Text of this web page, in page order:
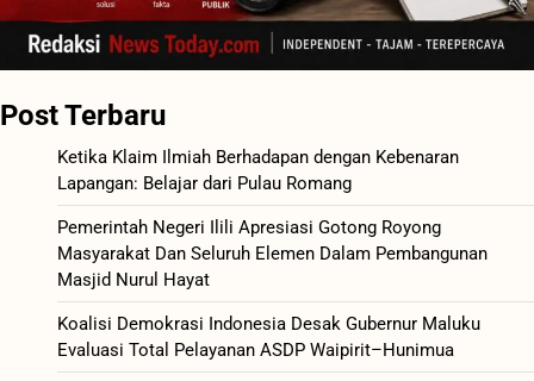
Post Terbaru
Ketika Klaim Ilmiah Berhadapan dengan Kebenaran
Lapangan: Belajar dari Pulau Romang
Pemerintah Negeri Ilili Apresiasi Gotong Royong
Masyarakat Dan Seluruh Elemen Dalam Pembangunan
Masjid Nurul Hayat
Koalisi Demokrasi Indonesia Desak Gubernur Maluku
Evaluasi Total Pelayanan ASDP Waipirit–Hunimua